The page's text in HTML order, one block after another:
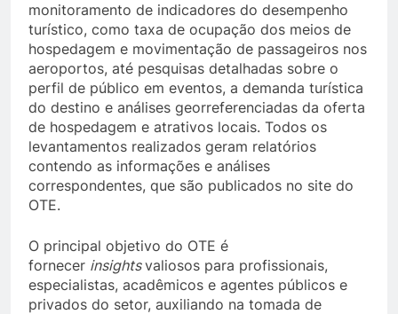
monitoramento de indicadores do desempenho
turístico, como taxa de ocupação dos meios de
hospedagem e movimentação de passageiros nos
aeroportos, até pesquisas detalhadas sobre o
perfil de público em eventos, a demanda turística
do destino e análises georreferenciadas da oferta
de hospedagem e atrativos locais. Todos os
levantamentos realizados geram relatórios
contendo as informações e análises
correspondentes, que são publicados no site do
OTE.
O principal objetivo do OTE é
fornecer insightsvaliosos para profissionais,
especialistas, acadêmicos e agentes públicos e
privados do setor, auxiliando na tomada de